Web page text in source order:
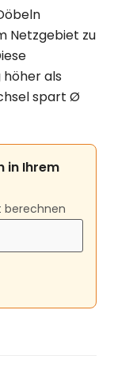
Netzgebiet zu
als
spart Ø
in Ihrem
berechnen